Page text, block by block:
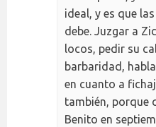
ideal, y es que
debe. Juzgar a
locos, pedir su
barbaridad,
en cuanto a
también, porque
Benito en